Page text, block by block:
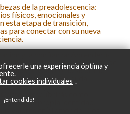
de la preadolescencia:
físicos, emocionales y
esta etapa de transición,
para conectar con su nueva
y la confianza: Aprenderás
una relación de control a una de
hijos te vean como su primer
sus momentos de duda.
de su propia identidad,
una experiencia óptima y
cookies individuales .
¡Entendido!